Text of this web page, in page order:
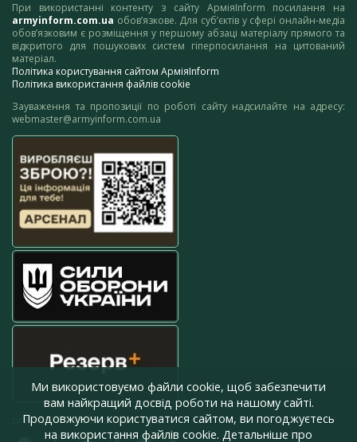
При використанні контенту з сайту АрміяInform посилання на
armyinform.com.ua обов’язкове. Для суб’єктів у сфері онлайн-медіа
обов’язковим є розміщення у першому абзаці матеріалу прямого та
відкритого для пошукових систем гіперпосилання на цитований
матеріал.
Політика користування сайтом АрміяInform
Політика використання файлів cookie
Зауваження та пропозиції по роботі сайту надсилайте на адресу:
webmaster@armyinform.com.ua
press@armyinform.com.ua
Ми використовуємо файли cookie, щоб забезпечити
вам найкращий досвід роботи на нашому сайті.
Продовжуючи користуватися сайтом, ви погоджуєтесь
на використання файлів cookie. Детальніше про